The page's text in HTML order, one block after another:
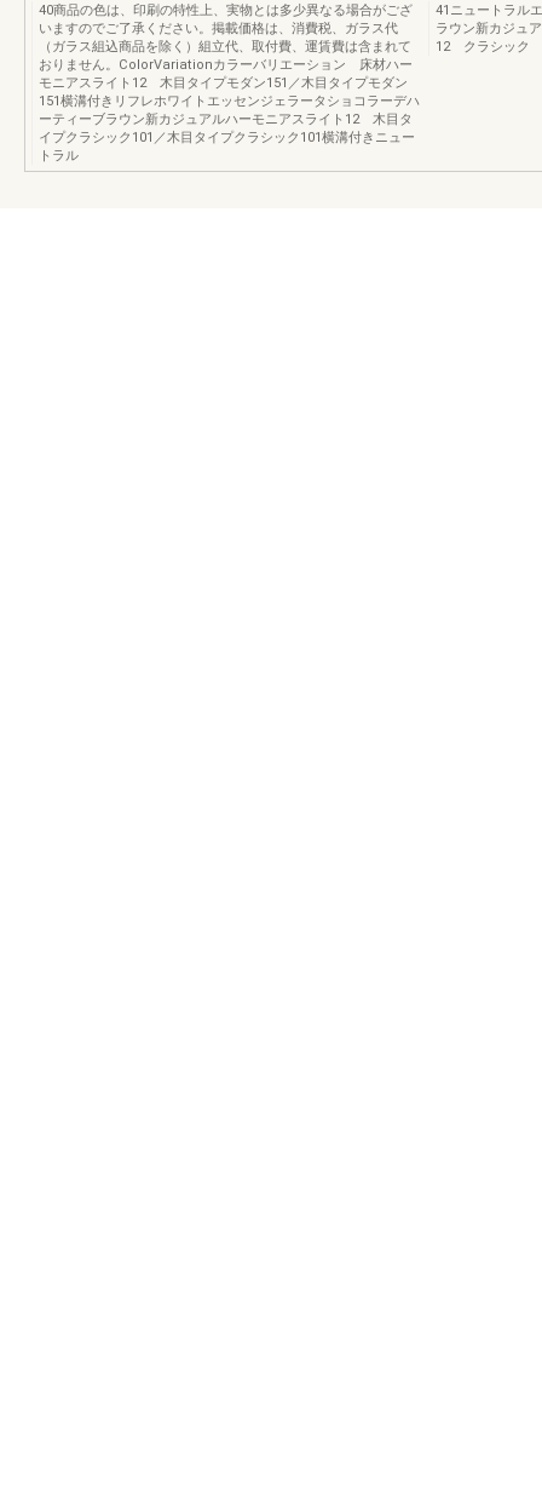
40商品の色は、印刷の特性上、実物とは多少異なる場合がござ
いますのでご了承ください。掲載価格は、消費税、ガラス代
（ガラス組込商品を除く）組立代、取付費、運賃費は含まれて
おりません。ColorVariationカラーバリエーション 床材ハー
モニアスライト12 木目タイプモダン151／木目タイプモダン
151横溝付きリフレホワイトエッセンジェラータショコラーデハ
ーティーブラウン新カジュアルハーモニアスライト12 木目タ
イプクラシック101／木目タイプクラシック101横溝付きニュー
トラル
41ニュートラル
ラウン新カジュ
12 クラシック